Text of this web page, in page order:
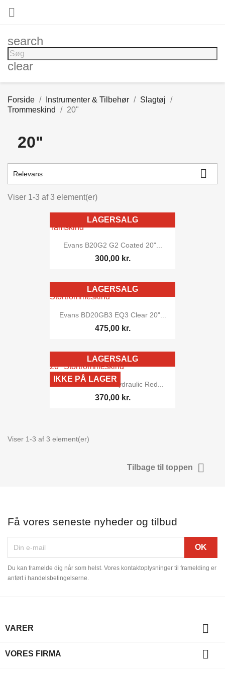

search
clear
Forside Instrumenter & Tilbehør
Slagtøj
Trommeskind
20"
20"
Relevans 
Viser 1-3 af 3 element(er)
Evans B20G2 G2 Coated 20"...
300,00 kr.
LAGERSALG
Evans BD20GB3 EQ3 Clear 20"...
475,00 kr.
LAGERSALG
Evans BD20HR Hydraulic Red...
370,00 kr.
LAGERSALG
IKKE PÅ LAGER
Viser 1-3 af 3 element(er)
Tilbage til toppen 
Få vores seneste nyheder og tilbud
Du kan framelde dig når som helst. Vores kontaktoplysninger til framelding er
anført i handelsbetingelserne.
VARER 
VORES FIRMA
